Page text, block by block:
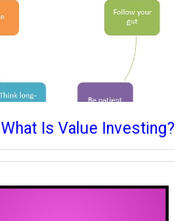
What Is Value Investing?